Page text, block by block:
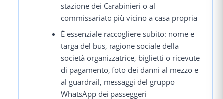
stazione dei Carabinieri o al
commissariato più vicino a casa propria
È essenziale raccogliere subito: nome e
targa del bus, ragione sociale della
società organizzatrice, biglietti o ricevute
di pagamento, foto dei danni al mezzo e
al guardrail, messaggi del gruppo
WhatsApp dei passeggeri